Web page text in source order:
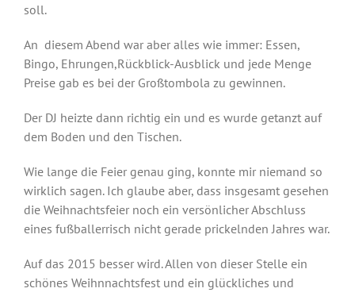
soll.
An diesem Abend war aber alles wie immer: Essen,
Bingo, Ehrungen,Rückblick-Ausblick und jede Menge
Preise gab es bei der Großtombola zu gewinnen.
Der DJ heizte dann richtig ein und es wurde getanzt auf
dem Boden und den Tischen.
Wie lange die Feier genau ging, konnte mir niemand so
wirklich sagen. Ich glaube aber, dass insgesamt gesehen
die Weihnachtsfeier noch ein versönlicher Abschluss
eines fußballerrisch nicht gerade prickelnden Jahres war.
Auf das 2015 besser wird. Allen von dieser Stelle ein
schönes Weihnnachtsfest und ein glückliches und